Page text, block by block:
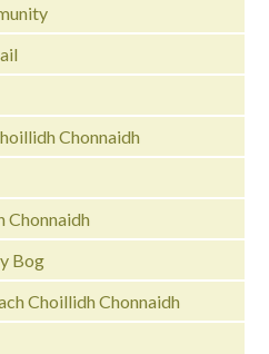
Chonnaidh
Chonnaidh
Bog
Choillidh Chonnaidh